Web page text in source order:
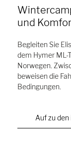
und
Begleiten Sie
dem Hymer ML-
Norwegen.
beweisen die
Bedingungen.
Auf zu